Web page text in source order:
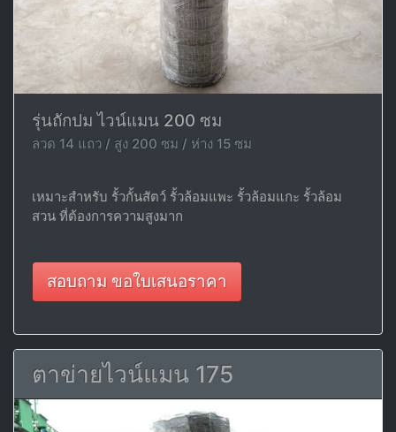
รุ่นถักปม ไวน์แมน 200 ซม
ลวด 14 แถว / สูง 200 ซม / ห่าง 15 ซม
เหมาะสำหรับ รั้วกั้นสัตว์ รั้วล้อมแพะ รั้วล้อมแกะ รั้วล้อม
สวน ที่ต้องการความสูงมาก
สอบถาม ขอใบเสนอราคา
ตาข่ายไวน์แมน 175